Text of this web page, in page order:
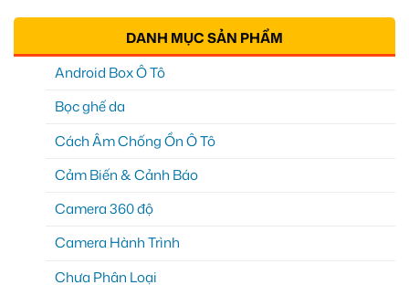
DANH MỤC SẢN PHẨM
Android Box Ô Tô
Bọc ghế da
Cách Âm Chống Ồn Ô Tô
Cảm Biến & Cảnh Báo
Camera 360 độ
Camera Hành Trình
Chưa Phân Loại